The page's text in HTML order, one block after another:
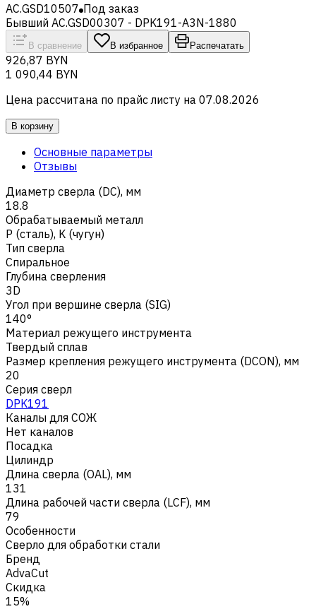
AC.GSD10507 Под заказ
Бывший AC.GSD00307 - DPK191-A3N-1880
В сравнение В избранное Распечатать
926,87 BYN
1 090,44 BYN
Цена рассчитана по прайс листу на 07.08.2026
В корзину
Основные параметры
Отзывы
Диаметр сверла (DC), мм
18.8
Обрабатываемый металл
Р (сталь), K (чугун)
Тип сверла
Спиральное
Глубина сверления
3D
Угол при вершине сверла (SIG)
140°
Материал режущего инструмента
Твердый сплав
Размер крепления режущего инструмента (DCON), мм
20
Серия сверл
DPK191
Каналы для СОЖ
Нет каналов
Посадка
Цилиндр
Длина сверла (OAL), мм
131
Длина рабочей части сверла (LCF), мм
79
Особенности
Сверло для обработки стали
Бренд
AdvaCut
Скидка
15%